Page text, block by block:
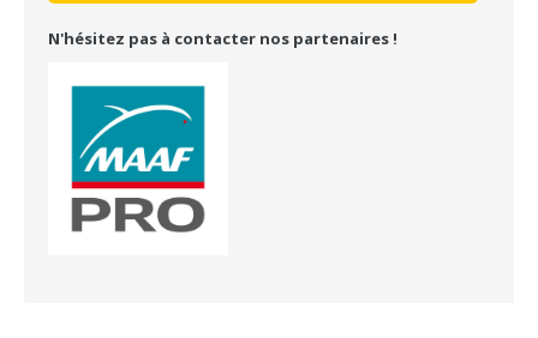
N'hésitez pas à contacter nos partenaires !